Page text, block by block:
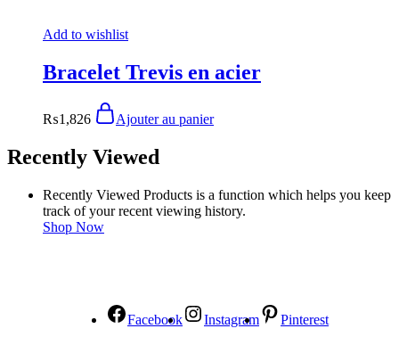
Add to wishlist
Bracelet Trevis en acier
₨1,826 Ajouter au panier
Recently Viewed
Recently Viewed Products is a function which helps you keep
track of your recent viewing history.
Shop Now
Facebook Instagram Pinterest